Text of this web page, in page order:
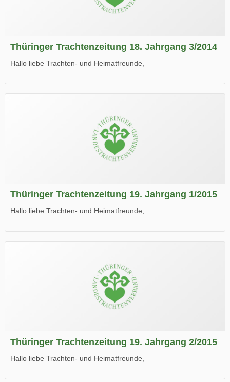
Thüringer Trachtenzeitung 18. Jahrgang 3/2014
Hallo liebe Trachten- und Heimatfreunde,
Wir wünschen Euch viel Spaß beim Lesen.
Thüringer Trachtenzeitung 19. Jahrgang 1/2015
Hallo liebe Trachten- und Heimatfreunde,
Wir wünschen Euch viel Spaß beim Lesen.
Thüringer Trachtenzeitung 19. Jahrgang 2/2015
Hallo liebe Trachten- und Heimatfreunde,